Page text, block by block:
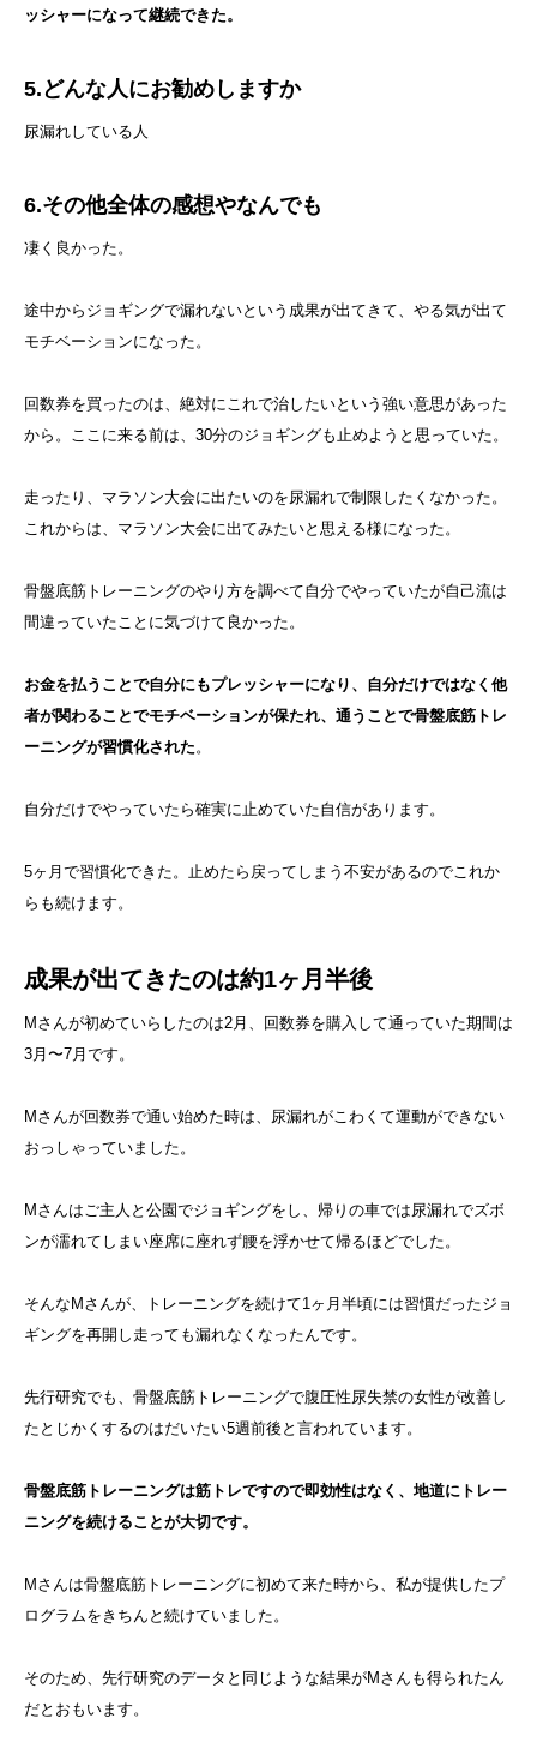
ッシャーになって継続できた。
5.どんな人にお勧めしますか
尿漏れしている人
6.その他全体の感想やなんでも
凄く良かった。
途中からジョギングで漏れないという成果が出てきて、やる気が出て
モチベーションになった。
回数券を買ったのは、絶対にこれで治したいという強い意思があった
から。ここに来る前は、30分のジョギングも止めようと思っていた。
走ったり、マラソン大会に出たいのを尿漏れで制限したくなかった。
これからは、マラソン大会に出てみたいと思える様になった。
骨盤底筋トレーニングのやり方を調べて自分でやっていたが自己流は
間違っていたことに気づけて良かった。
お金を払うことで自分にもプレッシャーになり、自分だけではなく他
者が関わることでモチベーションが保たれ、通うことで骨盤底筋トレ
ーニングが習慣化された。
自分だけでやっていたら確実に止めていた自信があります。
5ヶ月で習慣化できた。止めたら戻ってしまう不安があるのでこれか
らも続けます。
成果が出てきたのは約1ヶ月半後
Mさんが初めていらしたのは2月、回数券を購入して通っていた期間は
3月〜7月です。
Mさんが回数券で通い始めた時は、尿漏れがこわくて運動ができない
おっしゃっていました。
Mさんはご主人と公園でジョギングをし、帰りの車では尿漏れでズボ
ンが濡れてしまい座席に座れず腰を浮かせて帰るほどでした。
そんなMさんが、トレーニングを続けて1ヶ月半頃には習慣だったジョ
ギングを再開し走っても漏れなくなったんです。
先行研究でも、骨盤底筋トレーニングで腹圧性尿失禁の女性が改善し
たとじかくするのはだいたい5週前後と言われています。
骨盤底筋トレーニングは筋トレですので即効性はなく、地道にトレー
ニングを続けることが大切です。
Mさんは骨盤底筋トレーニングに初めて来た時から、私が提供したプ
ログラムをきちんと続けていました。
そのため、先行研究のデータと同じような結果がMさんも得られたん
だとおもいます。